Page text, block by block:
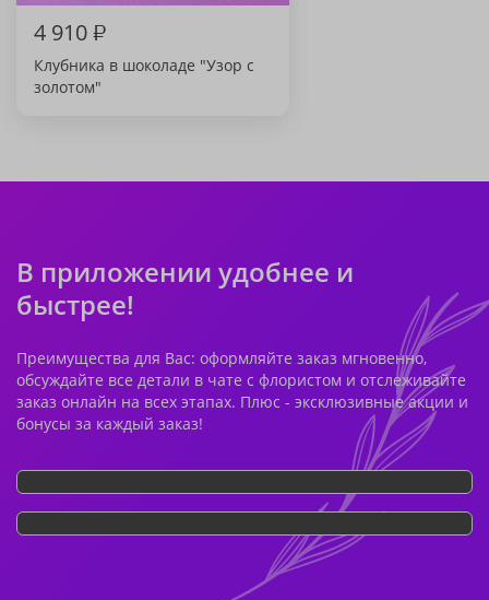
4 910₽
Клубника в шоколаде "Узор с
золотом"
В приложении удобнее и
быстрее!
Преимущества для Вас: оформляйте заказ мгновенно,
обсуждайте все детали в чате с флористом и отслеживайте
заказ онлайн на всех этапах. Плюс - эксклюзивные акции и
бонусы за каждый заказ!